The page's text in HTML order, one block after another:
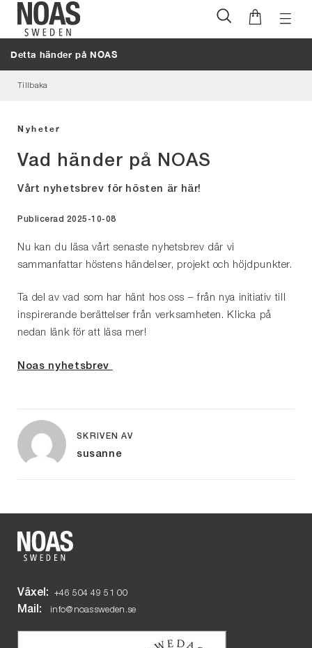
Hoppa
innehåll
Detta händer på NOAS
Tillbaka
Nyheter
Vad händer på NOAS
Vårt nyhetsbrev för hösten är här!
Publicerad 2025-10-08
Nu kan du läsa vårt senaste nyhetsbrev där vi
sammanfattar höstens händelser, projekt och höjdpunkter.
Ta del av vad som har hänt hos oss – från nya initiativ till
inspirerande berättelser från verksamheten. Klicka på
nedan länk för att läsa mer!
Noas nyhetsbrev
SKRIVEN AV
susanne
Växel: +46 504 49 51 00
Mail: info@noassweden.se